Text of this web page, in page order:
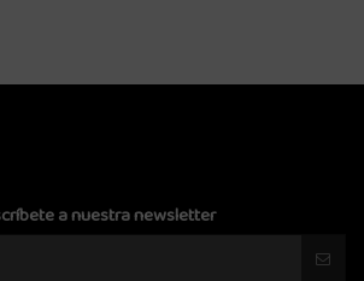
a nuestra newsletter